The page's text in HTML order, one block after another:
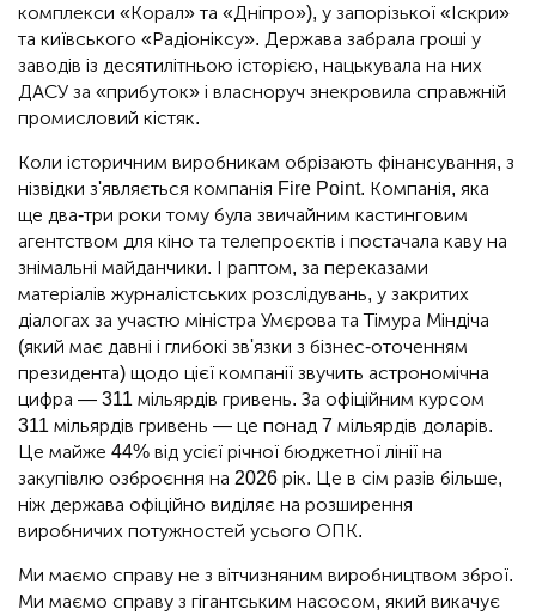
комплекси «Корал» та «Дніпро»), у запорізької «Іскри»
та київського «Радіоніксу». Держава забрала гроші у
заводів із десятилітньою історією, нацькувала на них
ДАСУ за «прибуток» і власноруч знекровила справжній
промисловий кістяк.
Коли історичним виробникам обрізають фінансування, з
нізвідки з'являється компанія Fire Point. Компанія, яка
ще два-три роки тому була звичайним кастинговим
агентством для кіно та телепроєктів і постачала каву на
знімальні майданчики. І раптом, за переказами
матеріалів журналістських розслідувань, у закритих
діалогах за участю міністра Умєрова та Тімура Міндіча
(який має давні і глибокі зв'язки з бізнес-оточенням
президента) щодо цієї компанії звучить астрономічна
цифра — 311 мільярдів гривень. За офіційним курсом
311 мільярдів гривень — це понад 7 мільярдів доларів.
Це майже 44% від усієї річної бюджетної лінії на
закупівлю озброєння на 2026 рік. Це в сім разів більше,
ніж держава офіційно виділяє на розширення
виробничих потужностей усього ОПК.
Ми маємо справу не з вітчизняним виробництвом зброї.
Ми маємо справу з гігантським насосом, який викачує